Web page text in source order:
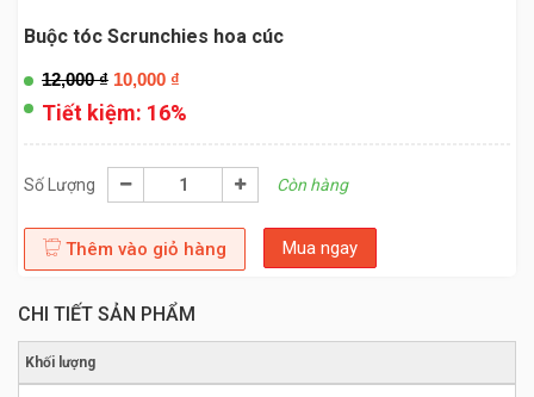
Buộc tóc Scrunchies hoa cúc
12,000₫ 10,000 ₫
Tiết kiệm: 16%
Số Lượng Còn hàng
Thêm vào giỏ hàng Mua ngay
CHI TIẾT SẢN PHẨM
Khối lượng